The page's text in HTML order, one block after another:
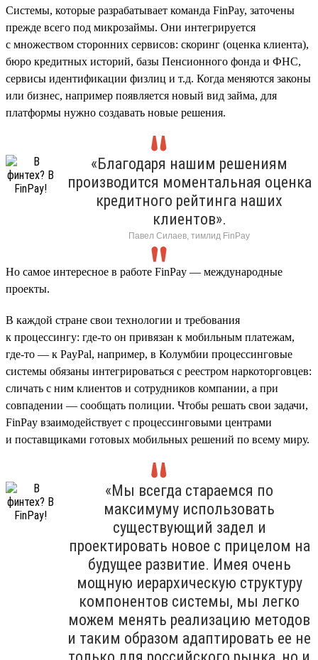
Cистемы, которые разрабатывает команда FinPay, заточены
прежде всего под микрозаймы. Они интегрируется
с множеством сторонних сервисов: скоринг (оценка клиента),
бюро кредитных историй, базы Пенсионного фонда и ФНС,
сервисы идентификации физлиц и т.д. Когда меняются законы
или бизнес, например появляется новый вид займа, для
платформы нужно создавать новые решения.
«Благодаря нашим решениям
производится моментальная оценка
кредитного рейтинга наших
клиентов».
Павел Силаев, тимлид FinPay
Но самое интересное в работе FinPay — международные
проекты.
В каждой стране свои технологии и требования
к процессингу: где-то он привязан к мобильным платежам,
где-то — к PayPal, например, в Колумбии процессинговые
системы обязаны интегрироваться с реестром наркоторговцев:
сличать с ним клиентов и сотрудников компании, а при
совпадении — сообщать полиции. Чтобы решать свои задачи,
FinPay взаимодействует с процессинговыми центрами
и поставщиками готовых мобильных решений по всему миру.
«Мы всегда стараемся по
максимуму использовать
существующий задел и
проектировать новое с прицелом на
будущее развитие. Имея очень
мощную иерархическую структуру
компонентов системы, мы легко
можем менять реализацию методов
и таким образом адаптировать ее не